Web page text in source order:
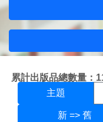
累計出版品總數量：
主題搜
主題
新 => 舊